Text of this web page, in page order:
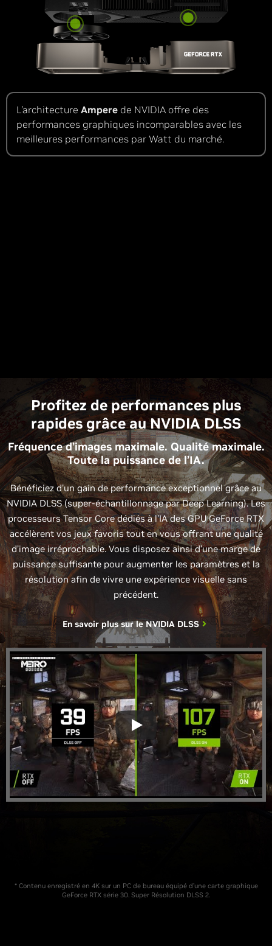
L’architecture Ampere de NVIDIA offre des
performances graphiques incomparables avec les
meilleures performances par Watt du marché.
Profitez de performances plus
rapides grâce au NVIDIA DLSS
Fréquence d’images maximale. Qualité maximale.
Toute la puissance de l’IA.
Bénéficiez d’un gain de performance exceptionnel grâce au
NVIDIA DLSS (super-échantillonnage par Deep Learning). Les
processeurs Tensor Core dédiés à l’IA des GPU GeForce RTX
accélèrent vos jeux favoris tout en vous offrant une qualité
d’image irréprochable. Vous disposez ainsi d’une marge de
puissance suffisante pour augmenter les paramètres et la
résolution afin de vivre une expérience visuelle sans
précédent.
En savoir plus sur leNVIDIA DLSS
* Contenu enregistré en 4K sur un PC de bureau équipé d’une carte graphique
GeForce RTX série 30. Super Résolution DLSS 2.